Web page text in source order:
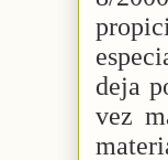
deja
vez